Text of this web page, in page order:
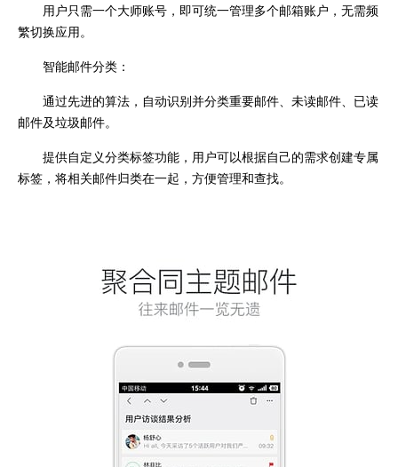
用户只需一个大师账号，即可统一管理多个邮箱账户，无需频
繁切换应用。
智能邮件分类：
通过先进的算法，自动识别并分类重要邮件、未读邮件、已读
邮件及垃圾邮件。
提供自定义分类标签功能，用户可以根据自己的需求创建专属
标签，将相关邮件归类在一起，方便管理和查找。